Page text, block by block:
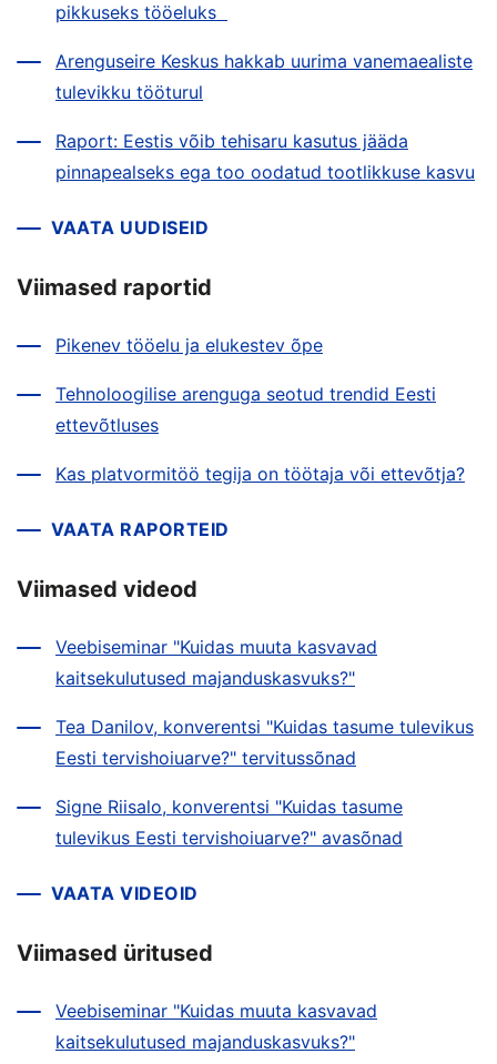
pikkuseks tööeluks
Arenguseire Keskus hakkab uurima vanemaealiste
tulevikku tööturul
Raport: Eestis võib tehisaru kasutus jääda
pinnapealseks ega too oodatud tootlikkuse kasvu
VAATA UUDISEID
Viimased raportid
Pikenev tööelu ja elukestev õpe
Tehnoloogilise arenguga seotud trendid Eesti
ettevõtluses
Kas platvormitöö tegija on töötaja või ettevõtja?
VAATA RAPORTEID
Viimased videod
Veebiseminar "Kuidas muuta kasvavad
kaitsekulutused majanduskasvuks?"
Tea Danilov, konverentsi "Kuidas tasume tulevikus
Eesti tervishoiuarve?" tervitussõnad
Signe Riisalo, konverentsi "Kuidas tasume
tulevikus Eesti tervishoiuarve?" avasõnad
VAATA VIDEOID
Viimased üritused
Veebiseminar "Kuidas muuta kasvavad
kaitsekulutused majanduskasvuks?"